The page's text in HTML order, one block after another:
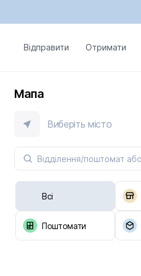
Відправити Отримати
Мапа
Виберіть місто
Всі
Поштомати